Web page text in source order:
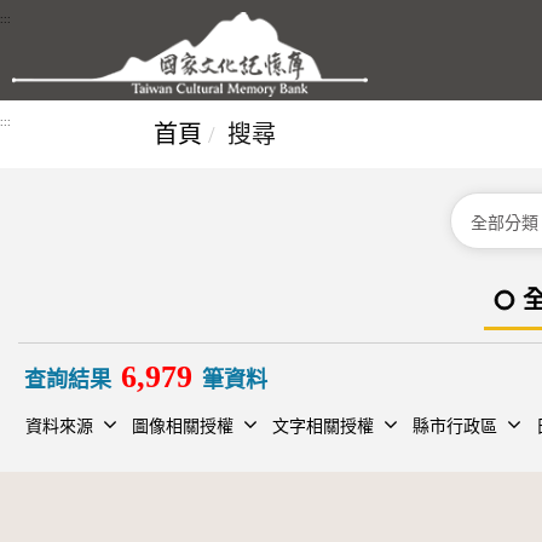
跳到主要內容區塊
:::
::: 首頁 搜尋
分類
查詢結果 6,979 筆資料
資料來源 圖像相關授權 文字相關授權 縣市行政區